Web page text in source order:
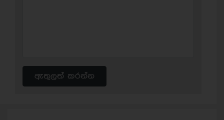
ඇතුලත් කරන්න